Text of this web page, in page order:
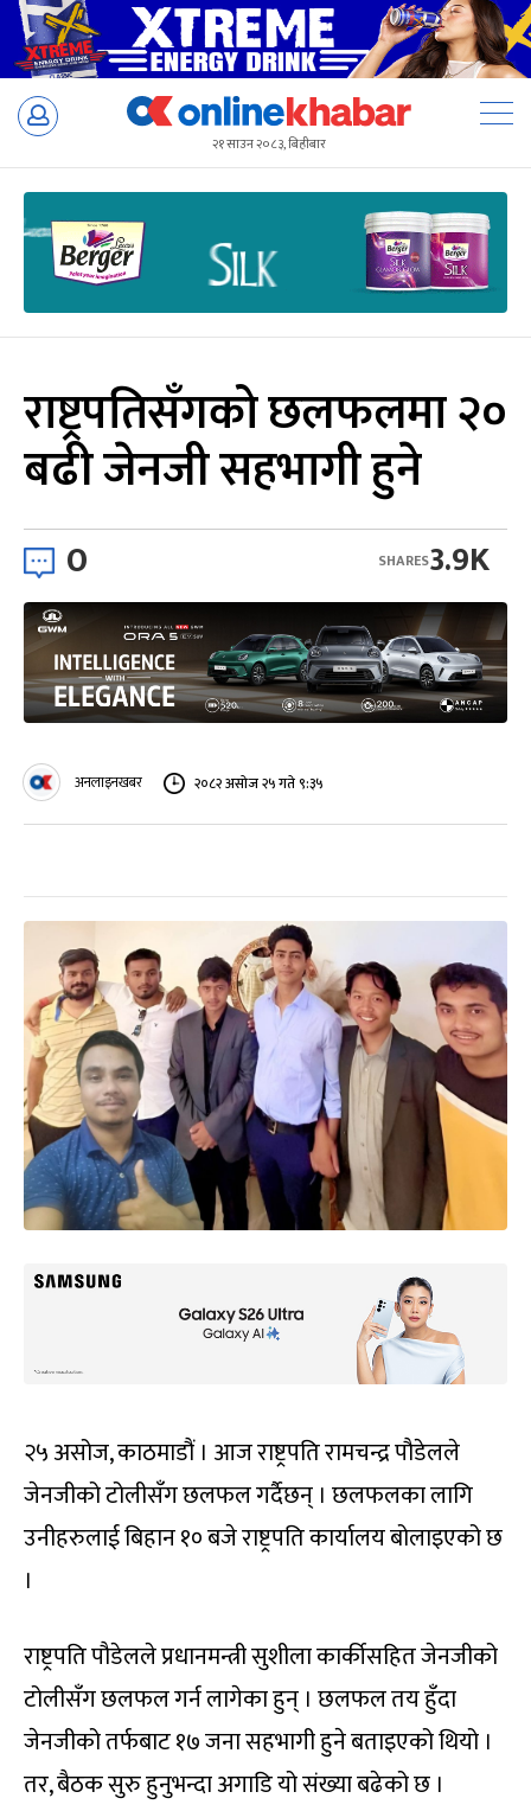
Skip
२१ साउन २०८३, बिहीबार
राष्ट्रपतिसँगको छलफलमा २०
बढी जेनजी सहभागी हुने
0 3.9K
SHARES
अनलाइनखबर २०८२ असोज २५ गते ९:३५
२५ असोज, काठमाडौं । आज राष्ट्रपति रामचन्द्र पौडेलले
जेनजीको टोलीसँग छलफल गर्दैछन् । छलफलका लागि
उनीहरुलाई बिहान १० बजे राष्ट्रपति कार्यालय बोलाइएको छ
।
राष्ट्रपति पौडेलले प्रधानमन्त्री सुशीला कार्कीसहित जेनजीको
टोलीसँग छलफल गर्न लागेका हुन् । छलफल तय हुँदा
जेनजीको तर्फबाट १७ जना सहभागी हुने बताइएको थियो ।
तर, बैठक सुरु हुनुभन्दा अगाडि यो संख्या बढेको छ ।